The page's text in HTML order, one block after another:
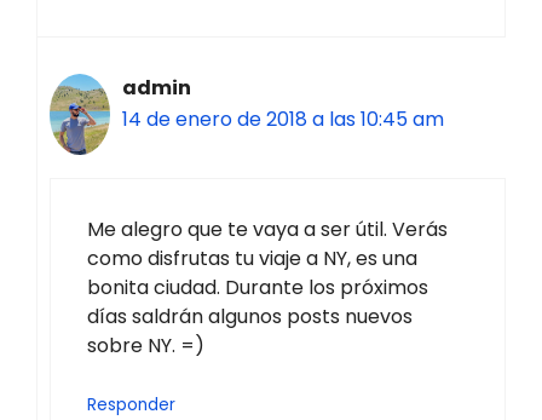
admin
14 de enero de 2018 a las 10:45 am
Me alegro que te vaya a ser útil. Verás
como disfrutas tu viaje a NY, es una
bonita ciudad. Durante los próximos
días saldrán algunos posts nuevos
sobre NY. =)
Responder